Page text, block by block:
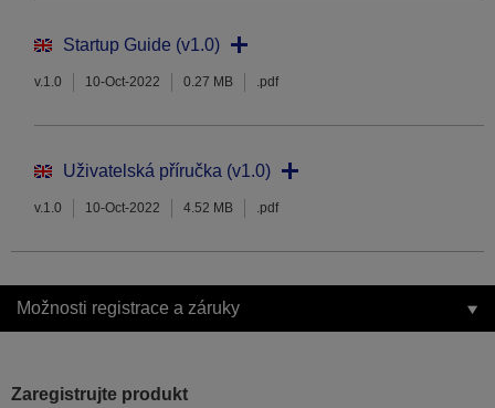
Startup Guide (v1.0)
v.1.0 10-Oct-2022 0.27 MB .pdf
Uživatelská příručka (v1.0)
v.1.0 10-Oct-2022 4.52 MB .pdf
Možnosti registrace a záruky
Zaregistrujte produkt